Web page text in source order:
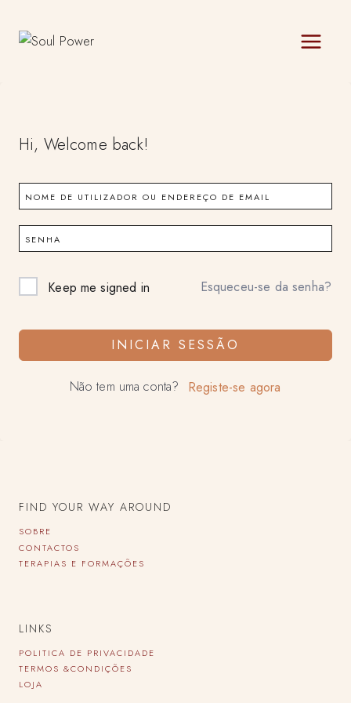
content
Hi, Welcome back!
Keep me signed in Esqueceu-se da senha?
INICIAR SESSÃO
Não tem uma conta? Registe-se agora
FIND YOUR WAY AROUND
SOBRE
CONTACTOS
TERAPIAS E FORMAÇÕES
LINKS
POLITICA DE PRIVACIDADE
TERMOS &CONDIÇÕES
LOJA